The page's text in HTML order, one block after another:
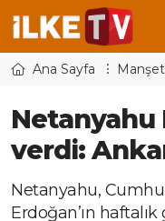
Ana Sayfa Manşet
Netanyahu
verdi:
Netanyahu,
Erdoğan’ın